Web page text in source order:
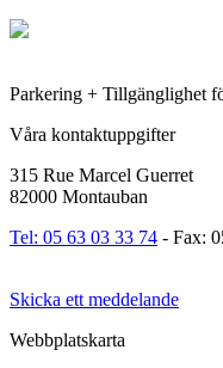
Parkering + Tillgänglighet
Våra kontaktuppgifter
315 Rue Marcel Guerret
82000 Montauban
Tel: 05 63 03 33 74 - Fax:
Skicka ett meddelande
Webbplatskarta